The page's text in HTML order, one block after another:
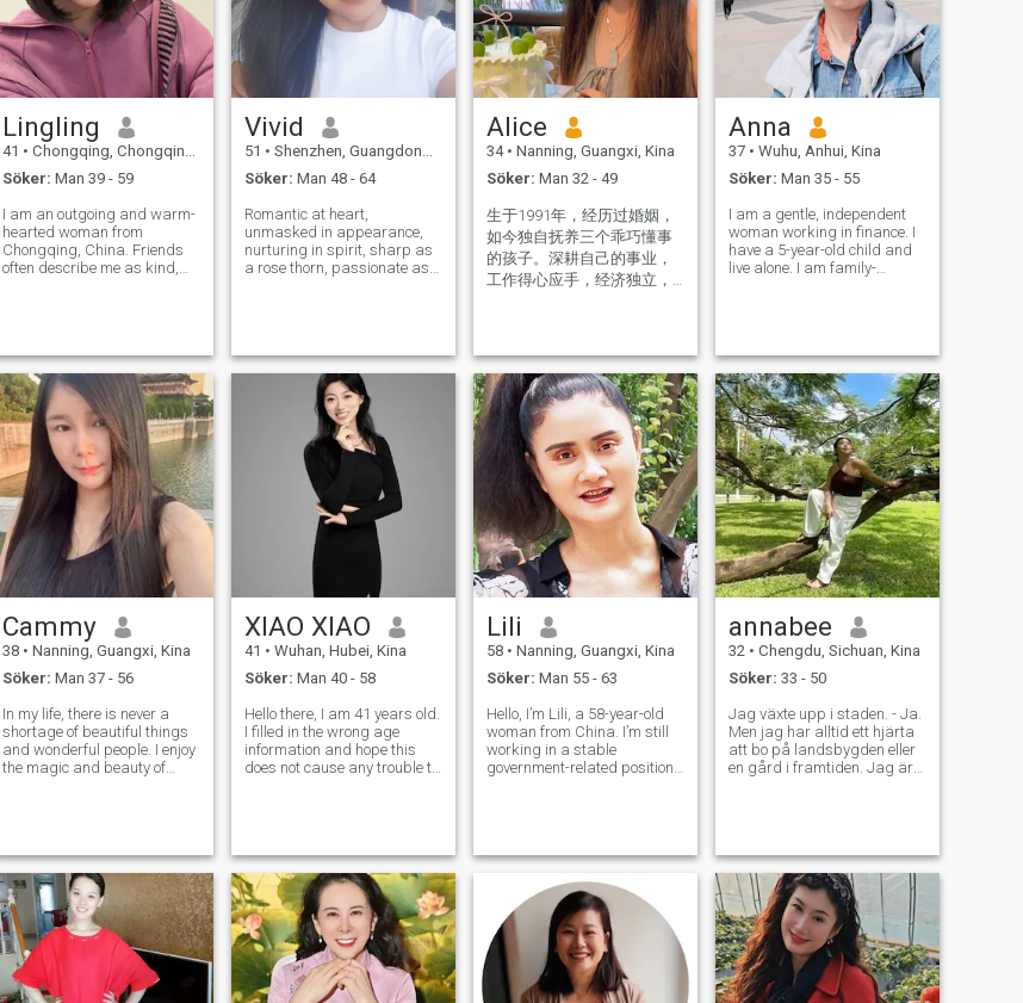
Lingling
41 • Chongqing, Chongqing, Kina
Söker: Man 39 - 59
I am an outgoing and warm-
hearted woman from
Chongqing, China. Friends
often describe me as kind,
harmony over conflict. I
believe a success
Vivid
51 • Shenzhen, Guangdong, Kina
Söker: Man 48 - 64
Romantic at heart,
unmasked in appearance,
nurturing in spirit, sharp as
a rose thorn, passionate as
courage. Very loyalful ,
romanti
Alice
34 • Nanning, Guangxi, Kina
Söker: Man 32 - 49
生于1991年，经历过婚姻，
如今独自抚养三个乖巧懂事
的孩子。深耕自己的事业，
工作得心应手，经济独立，
软，内心善良有耐心，极度
看重家庭，偏爱烟火日常里
的安稳温馨。 平时热爱健
身、旅行，也热衷于发掘各
类美食，愿意认真感受生活
里的细碎美好。 时光沉淀下
来，让我变得沉稳平和，习
惯了踏实安稳的日子。期待
遇见一位心地善良、心胸包
容的伴侣，彼此真诚相待，
携手走完往后余生，一起收
藏日常里的点滴欢喜，长久
维系温暖踏实的陪伴。
Anna
37 • Wuhu, Anhui, Kina
Söker: Man 35 - 55
I am a gentle, independent
woman working in finance. I
have a 5-year-old child and
live alone. I am family-
know someone with sincere
intenti
Cammy
38 • Nanning, Guangxi, Kina
Söker: Man 37 - 56
In my life, there is never a
shortage of beautiful things
and wonderful people. I enjoy
the magic and beauty of
company of my family
member
XIAO XIAO
41 • Wuhan, Hubei, Kina
Söker: Man 40 - 58
Hello there, I am 41 years old.
I filled in the wrong age
information and hope this
does not cause any trouble to
income family of civ
Lili
58 • Nanning, Guangxi, Kina
Söker: Man 55 - 63
Hello, I’m Lili, a 58-year-old
woman from China. I’m still
working in a stable
government-related position
independent life of their own.
annabee
32 • Chengdu, Sichuan, Kina
Söker: 33 - 50
Jag växte upp i staden. - Ja.
Men jag har alltid ett hjärta
att bo på landsbygden eller
en gård i framtiden. Jag är
asiatisk flickvän) Jag älskar
livet, maten, konsten, väx Och
jag älskar människor som
är äkta, visa och empatiska.
Slå mig om vi delar samma
värderingar! Lite mer om mig
själv: Jag är lärare, jag
talar perfekt engelska, jag